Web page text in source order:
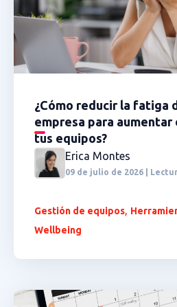
¿Cómo reducir la fatiga
empresa para
tus equipos?
Erica Montes
09 de julio de 2026 |
Gestión de equipos,
Wellbeing